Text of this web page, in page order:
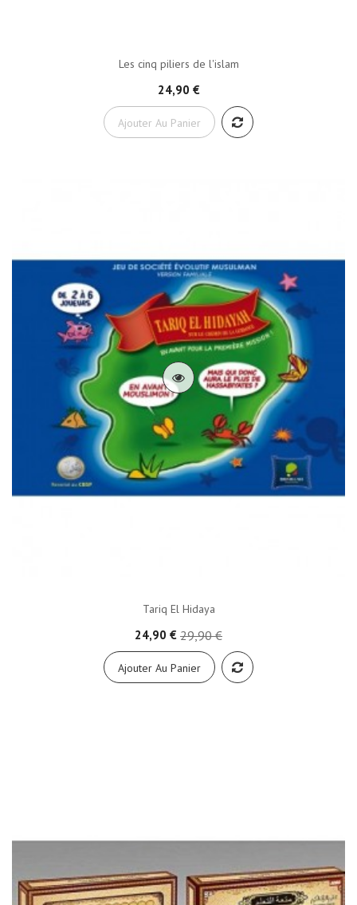
Les cinq piliers de l'islam
24,90 €
Ajouter Au Panier
Tariq El Hidaya
24,90 € 29,90 €
Ajouter Au Panier